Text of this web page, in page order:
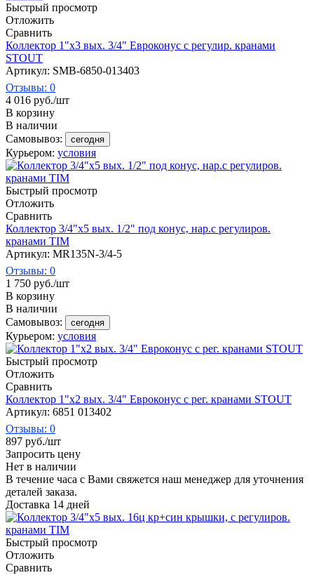
Быстрый просмотр
Отложить
Сравнить
Коллектор 1"х3 вых. 3/4" Евроконус с регулир. кранами
STOUT
Артикул: SMB-6850-013403
Отзывы: 0
4 016 руб./шт
В корзину
В наличии
Самовывоз:
сегодня
Курьером: условия
Быстрый просмотр
Отложить
Сравнить
Коллектор 3/4"х5 вых. 1/2" под конус, нар.с регулиров.
кранами TIM
Артикул: MR135N-3/4-5
Отзывы: 0
1 750 руб./шт
В корзину
В наличии
Самовывоз:
сегодня
Курьером: условия
Быстрый просмотр
Отложить
Сравнить
Коллектор 1"х2 вых. 3/4" Евроконус с рег. кранами STOUT
Артикул: 6851 013402
Отзывы: 0
897 руб./шт
Запросить цену
Нет в наличии
В течение часа с Вами свяжется наш менеджер для уточнения
деталей заказа.
Доставка 14 дней
Быстрый просмотр
Отложить
Сравнить